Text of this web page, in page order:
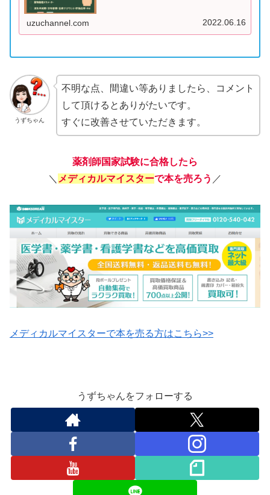
uzuchannel.com 2022.06.16
うずちゃん
不明な点、間違い等ありましたら、コメント
して頂けるとありがたいです。
すぐに改善させていただきます。
薬剤師国家試験に合格したら
＼ メディカルマイスターで本を売ろう ／
メディカルマイスターで本を売る方はこちら>>
うずちゃんをフォローする